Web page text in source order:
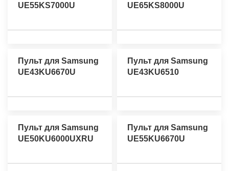
UE55KS7000U
UE65KS8000U
Пульт для Samsung
UE43KU6670U
Пульт для Samsung
UE43KU6510
Пульт для Samsung
UE50KU6000UXRU
Пульт для Samsung
UE55KU6670U